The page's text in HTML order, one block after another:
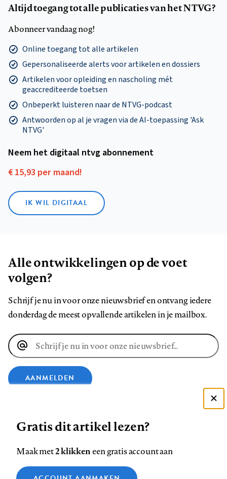
Altijd toegang tot alle publicaties van het NTVG?
Abonneer vandaag nog!
Online toegang tot alle artikelen
Gepersonaliseerde alerts voor artikelen en dossiers
Artikelen voor opleiding en nascholing mét
geaccrediteerde toetsen
Onbeperkt luisteren naar de NTVG-podcast
Antwoorden op al je vragen via de AI-toepassing 'Ask
NTVG'
Neem het digitaal ntvg abonnement
€ 15,93 per maand!
IK WIL DIGITAAL
Alle ontwikkelingen op de voet
volgen?
Schrijf je nu in voor onze nieuwsbrief en ontvang iedere
donderdag de meest opvallende artikelen in je mailbox.
E-
mailadres
AANMELDEN
op
op
op
ons
op
Gratis dit artikel lezen?
Maak met2 klikkeneen gratis account aan
Zie onze cookie policy